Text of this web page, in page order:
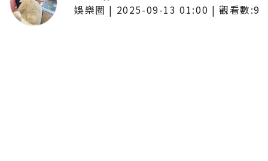
娛樂圈 | 2025-09-13 01:00 | 觀看數:9